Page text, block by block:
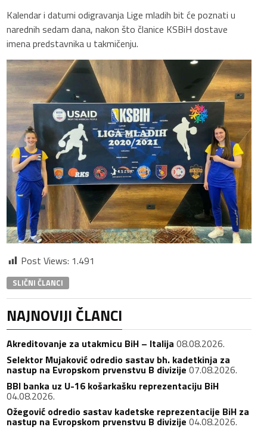
Kalendar i datumi odigravanja Lige mladih bit će poznati u
narednih sedam dana, nakon što članice KSBiH dostave
imena predstavnika u takmičenju.
Post Views: 1.491
SLIČNI ČLANCI
NAJNOVIJI ČLANCI
Akreditovanje za utakmicu BiH – Italija 08.08.2026.
Selektor Mujaković odredio sastav bh. kadetkinja za
nastup na Evropskom prvenstvu B divizije 07.08.2026.
BBI banka uz U-16 košarkašku reprezentaciju BiH
04.08.2026.
Ožegović odredio sastav kadetske reprezentacije BiH za
nastup na Evropskom prvenstvu B divizije 04.08.2026.